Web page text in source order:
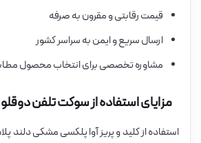
قیمت رقابتی و مقرون به صرفه
ارسال سریع و ایمن به سراسر کشور
مشاوره تخصصی برای انتخاب محصول مطابق
مزایای استفاده از سوکت تلفن
استفاده از کلید و پریز آوا پلکسی مشکی